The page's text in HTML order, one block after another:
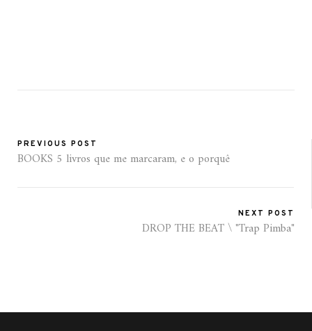
PREVIOUS POST
BOOKS 5 livros que me marcaram, e o porquê
NEXT POST
DROP THE BEAT \ "Trap Pimba"